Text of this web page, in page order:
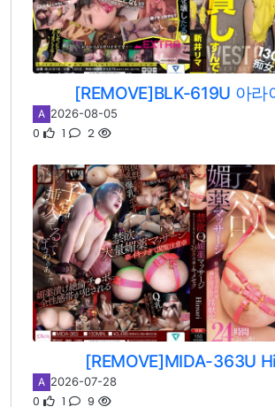
[REMOVE]BLK-619U 아라
A 2026-08-05
0 1 2
[REMOVE]MIDA-363U
A 2026-07-28
0 1 9